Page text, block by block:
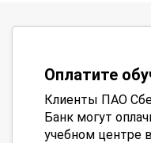
Оплатите
Клиенты ПАО
Банк могут
учебном центре